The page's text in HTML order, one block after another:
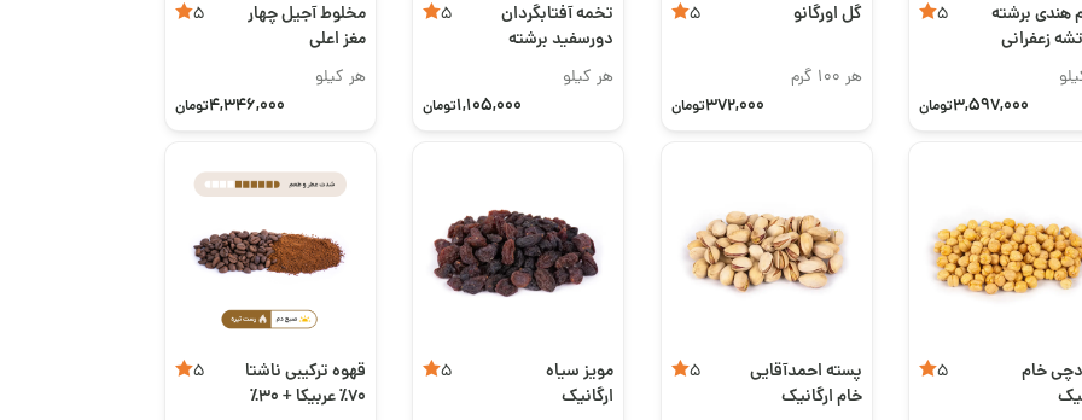
هندی برشته
زعفرانی
5
3,597,000تومان
گل اورگانو 5
هر 100 گرم
372,000تومان
تخمه آفتابگردان
دورسفید برشته
سس رَنچ
5
هر کیلو
1,105,000تومان
مخلوط آجیل چهار
مغز اعلی
5
هر کیلو
4,346,000تومان
خام
5
پسته احمدآقایی
خام ارگانیک
5
مویز سیاه
ارگانیک
5
قهوه ترکیبی ناشتا
۷۰٪ عربیکا + ۳۰٪
5